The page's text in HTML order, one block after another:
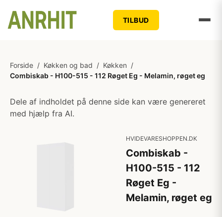
TILBUD
Forside / Køkken og bad / Køkken /
Combiskab - H100-515 - 112 Røget Eg - Melamin, røget eg
Dele af indholdet på denne side kan være genereret
med hjælp fra AI.
HVIDEVARESHOPPEN.DK
Combiskab -
H100-515 - 112
Røget Eg -
Melamin, røget eg